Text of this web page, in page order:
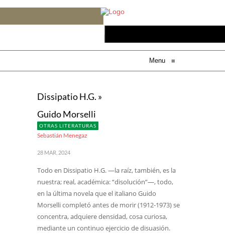
Menu ≡
Dissipatio H.G. »
Guido Morselli
OTRAS LITERATURAS
Sebastián Menegaz
28 MAR, 2024
Todo en Dissipatio H.G. —la raíz, también, es la
nuestra; real, académica: “disolución”—, todo,
en la última novela que el italiano Guido
Morselli completó antes de morir (1912-1973) se
concentra, adquiere densidad, cosa curiosa,
mediante un continuo ejercicio de disuasión.